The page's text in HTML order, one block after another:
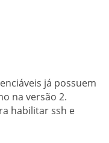
já possuem
na versão 2.
habilitar ssh e